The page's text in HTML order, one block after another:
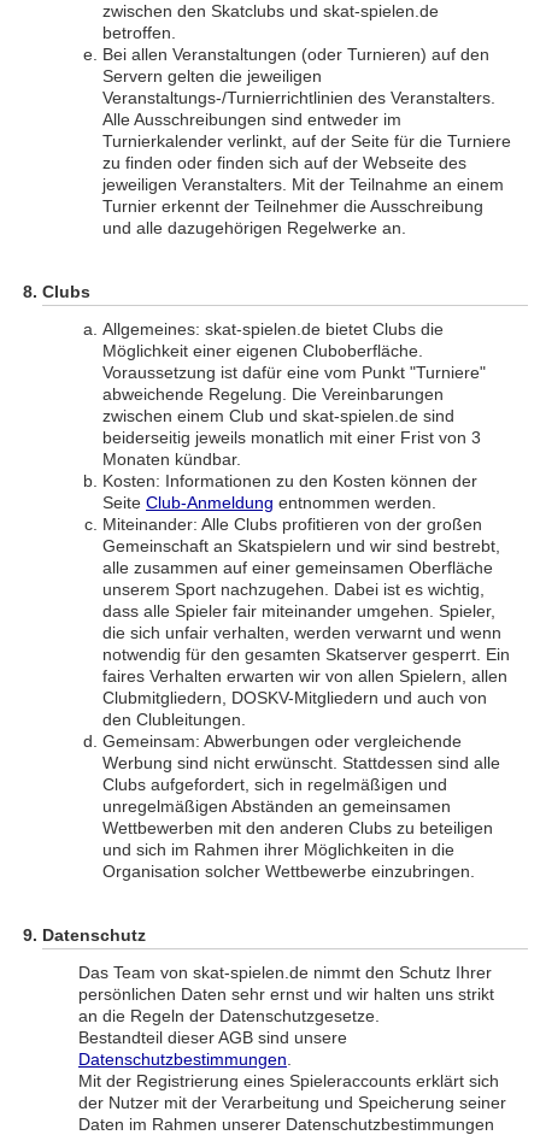
zwischen den Skatclubs und skat-spielen.de
betroffen.
Bei allen Veranstaltungen (oder Turnieren) auf den
Servern gelten die jeweiligen
Veranstaltungs-/Turnierrichtlinien des Veranstalters.
Alle Ausschreibungen sind entweder im
Turnierkalender verlinkt, auf der Seite für die Turniere
zu finden oder finden sich auf der Webseite des
jeweiligen Veranstalters. Mit der Teilnahme an einem
Turnier erkennt der Teilnehmer die Ausschreibung
und alle dazugehörigen Regelwerke an.
Clubs
Allgemeines: skat-spielen.de bietet Clubs die
Möglichkeit einer eigenen Cluboberfläche.
Voraussetzung ist dafür eine vom Punkt "Turniere"
abweichende Regelung. Die Vereinbarungen
zwischen einem Club und skat-spielen.de sind
beiderseitig jeweils monatlich mit einer Frist von 3
Monaten kündbar.
Kosten: Informationen zu den Kosten können der
Seite Club-Anmeldung entnommen werden.
Miteinander: Alle Clubs profitieren von der großen
Gemeinschaft an Skatspielern und wir sind bestrebt,
alle zusammen auf einer gemeinsamen Oberfläche
unserem Sport nachzugehen. Dabei ist es wichtig,
dass alle Spieler fair miteinander umgehen. Spieler,
die sich unfair verhalten, werden verwarnt und wenn
notwendig für den gesamten Skatserver gesperrt. Ein
faires Verhalten erwarten wir von allen Spielern, allen
Clubmitgliedern, DOSKV-Mitgliedern und auch von
den Clubleitungen.
Gemeinsam: Abwerbungen oder vergleichende
Werbung sind nicht erwünscht. Stattdessen sind alle
Clubs aufgefordert, sich in regelmäßigen und
unregelmäßigen Abständen an gemeinsamen
Wettbewerben mit den anderen Clubs zu beteiligen
und sich im Rahmen ihrer Möglichkeiten in die
Organisation solcher Wettbewerbe einzubringen.
Datenschutz
Das Team von skat-spielen.de nimmt den Schutz Ihrer
persönlichen Daten sehr ernst und wir halten uns strikt
an die Regeln der Datenschutzgesetze.
Bestandteil dieser AGB sind unsere
Datenschutzbestimmungen
Mit der Registrierung eines Spieleraccounts erklärt sich
der Nutzer mit der Verarbeitung und Speicherung seiner
Daten im Rahmen unserer Datenschutzbestimmungen